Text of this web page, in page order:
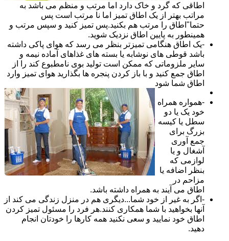
اطاقی که گرد و خاک دارد اما مرتب و منظم می باشد به
مراتب بهتر از یک اطاق تمیز اما نا مرتب است پس
حتما"اطاق را مرتب هم بکنید.پس تمیز کنید و سپس مرتب و
همینطور به پایین اطاق نزدیک شوید.
-یک اطاق هنگامی تمیزتر بنظر می رسد که هوای پاکی داشته
باشد قوطی های نوشابه یا بسته های غذاهای آماده نیمه و
سایر ملزوماتی که ممکن است تولید بوی نامطبوع کند را از
اطاق جمع کنید و با باز کردن پنجره ها بگذارید هوای تمیز وارد
اطاق شما شود
-همواره همراه
خود یک یا دو
سطل یا کیسه
بزرگ برای
جمع آوری
آشغال و یا
لوازمی که
بنظر اضافه یا
مزاحم در
اطاق می آیند به همراه داشته باشد.
-اگر به غیر از خود شما...دیگری هم در منزل زندگی می کند از
آنها بخواهید با شما همکاری کنند.هر فرد را مسئول تمیز کردن
اطاق خود نمایید و سعی نکنید همه کارها را خودتان انجام
دهید.